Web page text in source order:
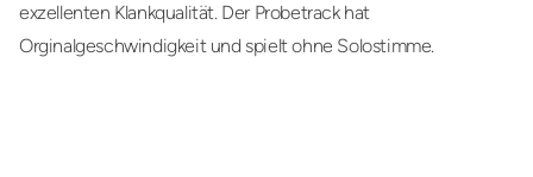
exzellenten Klankqualität. Der Probetrack hat
Orginalgeschwindigkeit und spielt ohne Solostimme.